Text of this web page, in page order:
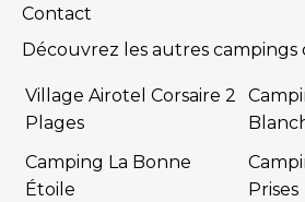
Contact
Découvrez les autres
Village Airotel Corsaire 2
Plages
Camping La Bonne
Étoile
Prises